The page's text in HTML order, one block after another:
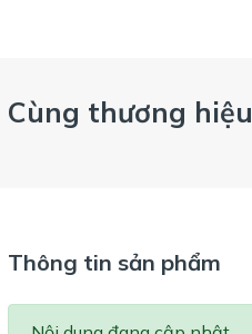
Cùng thương hiệu
Thông tin sản phẩm